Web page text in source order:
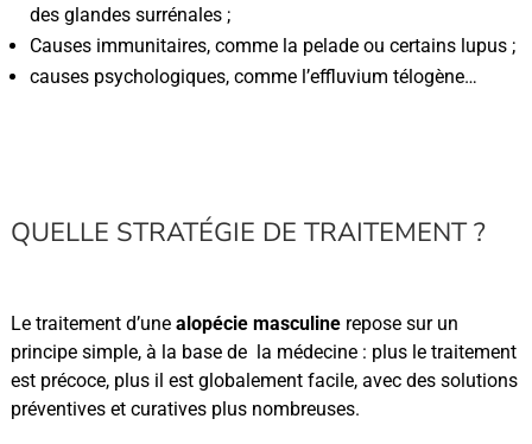
des glandes surrénales ;
Causes immunitaires, comme la pelade ou certains lupus ;
causes psychologiques, comme l’effluvium télogène…
QUELLE STRATÉGIE DE TRAITEMENT ?
Le traitement d’une alopécie masculinerepose sur un
principe simple, à la base de la médecine : plus le traitement
est précoce, plus il est globalement facile, avec des solutions
préventives et curatives plus nombreuses.